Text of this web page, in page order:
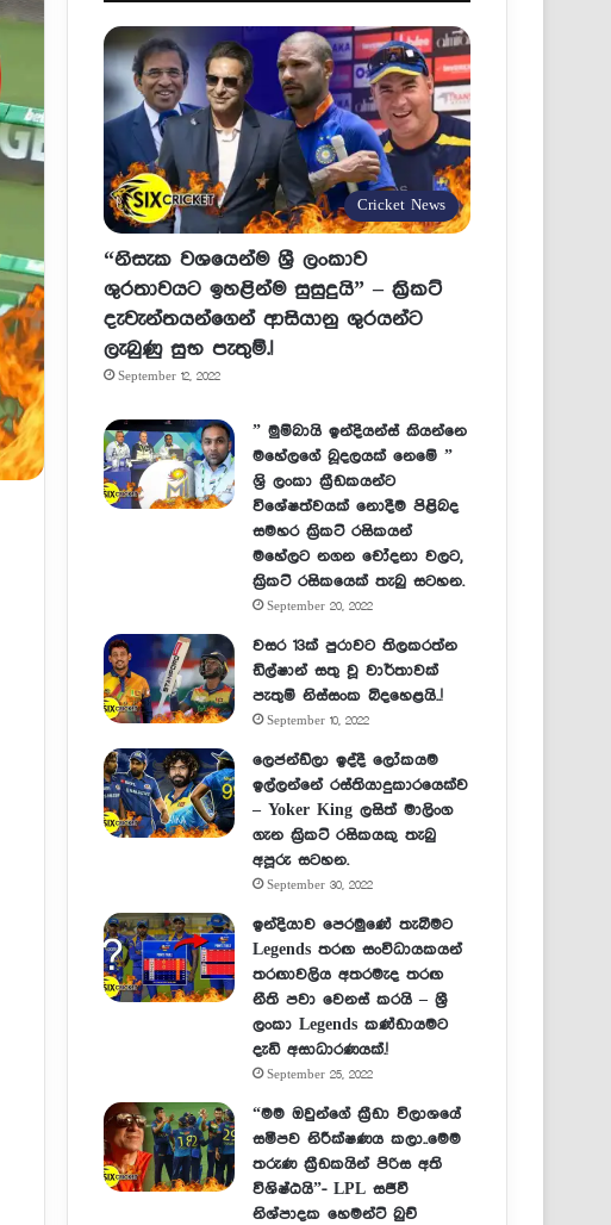
Cricket News
“නිසැක වශයෙන්ම ශ්‍රී ලංකාව
ශුරතාවයට ඉහළින්ම සුසුදුයි” – ක්‍රිකට්
දැවැන්තයන්ගෙන් ආසියානු ශුරයන්ට
ලැබුණු සුභ පැතුම්.!
September 12, 2022
” මුම්බායි ඉන්දියන්ස් කියන්නෙ
මහේලගේ බූදලයක් නෙමේ ”
ශ්‍රි ලංකා ක්‍රීඩකයන්ට
විශේෂත්වයක් නොදීම පිළිබද
සමහර ක්‍රිකට් රසිකයන්
මහේලට නගන චෝදනා වලට,
ක්‍රිකට් රසිකයෙක් තැබු සටහන.
September 20, 2022
වසර 13ක් පුරාවට තිලකරත්න
ඩිල්ෂාන් සතු වූ වාර්තාවක්
පැතුම් නිස්සංක බිදහෙළයි..!
September 10, 2022
ලෙජන්ඩ්ලා ඉද්දී ලෝකයම
ඉල්ලන්නේ රස්තියාදුකාරයෙක්ව
– Yoker King ලසිත් මාලිංග
ගැන ක්‍රිකට් රසිකයකු තැබු
අපූරු සටහන.
September 30, 2022
ඉන්දියාව පෙරමුණේ තැබීමට
Legends තරඟ සංවිධායකයන්
තරඟාවලිය අතරමැද තරඟ
නීති පවා වෙනස් කරයි – ශ්‍රී
ලංකා Legends කණ්ඩායමට
දැඩි අසාධාරණයක්.!
September 25, 2022
“මම ඔවුන්ගේ ක්‍රීඩා විලාශයේ
සමීපව නිරීක්ෂණය කලා..මෙම
තරුණ ක්‍රීඩකයින් පිරිස අති
විශිෂ්ඨයි”- LPL සජීවී
නිශ්පාදක හෙමන්ට් බුච්